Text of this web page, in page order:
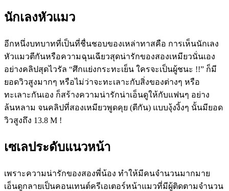
นักเลงหัวแมว
อีกหนึ่งบทบาทที่เป็นที่ชื่นชอบของเหล่าทาสคือ การเห็นนักเลง
หัวแมวตีกันหรือความฉุนเฉียวสุดน่ารักของสองเหมียวนั่นเอง
อย่างคลิปสุดไวรัล “ศึกแย่งกระทะเย็น ใครจะเป็นผู้ชนะ !!”​ ก็มี
ยอดวิวสูงมากๆ หรือไม่ว่าจะทะเลาะกับสิ่งของต่างๆ หรือ
ทะเลาะกันเอง ก็สร้างความน่ารักน่าเอ็นดูให้กับแฟนๆ อย่าง
ล้นหลาม จนคลิปที่สองเหมียวพูดคุย (ตีกัน) แบบงุ้งงิ้งๆ นั้นมียอด
วิวสูงถึง 13.8 M !
เซเลประดับแนวหน้า
เพราะความน่ารักของสองพี่น้อง ทำให้มีคนจำนวนมากมาย
เอ็นดูกลายเป็นคอนเทนต์ครีเอเตอร์หน้าแมวที่มีผู้ติดตามจำนวน